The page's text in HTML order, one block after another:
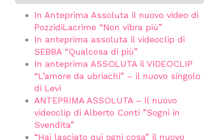
In Anteprima Assoluta il nuovo video di
PozzidiLacrime “Non vibra più”
In anteprima assoluta il videoclip di
SEBBA “Qualcosa di più”
In anteprima ASSOLUTA il VIDEOCLIP
“L’amore da ubriachi” – il nuovo singolo
di Levi
ANTEPRIMA ASSOLUTA – Il nuovo
videoclip di Alberto Conti ”Sogni in
Svendita”
“Hai lasciato qui ogni cosa” il nuovo